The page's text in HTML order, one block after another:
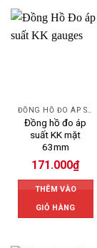
Đồng hồ đo áp
suất KK mặt
63mm
171.000₫
THÊM VÀO
GIỎ HÀNG